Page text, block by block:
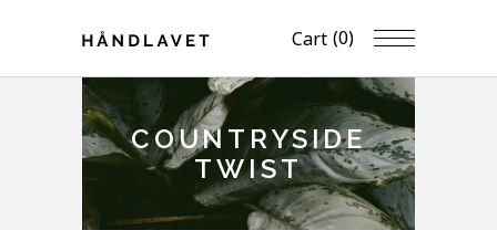
Cart (0)
COUNTRYSIDE
TWIST